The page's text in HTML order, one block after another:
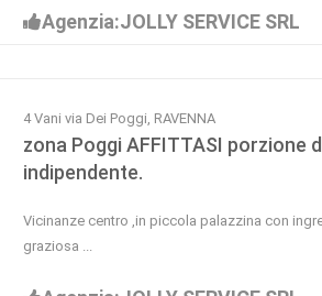
Agenzia:JOLLY SERVICE SRL
4 Vani via Dei Poggi, RAVENNA
zona Poggi AFFITTASI porzione
indipendente.
Vicinanze centro ,in piccola palazzina con
graziosa ...